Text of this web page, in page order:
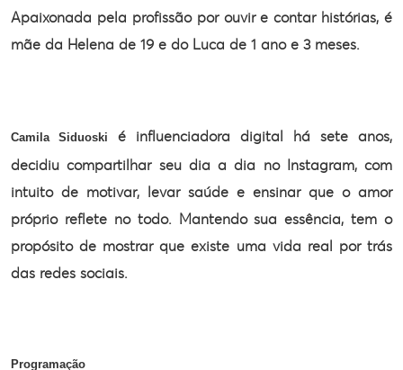
Apaixonada pela profissão por ouvir e contar histórias, é
mãe da Helena de 19 e do Luca de 1 ano e 3 meses.
Camila Siduoski é influenciadora digital há sete anos,
decidiu compartilhar seu dia a dia noInstagram, com
intuito de motivar, levar saúde e ensinar que o amor
próprioreflete no todo. Mantendo sua essência, tem o
propósito de mostrar que existe uma vida real por trás
das redes sociais.
Programação